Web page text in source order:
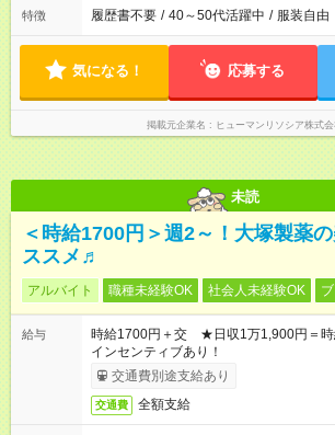
特徴 履歴書不要 / 40～50代活躍中 / 服装自由
気になる！ 応募する
掲載元企業名 ヒューマンリソシア株式会
未読
＜時給1700円＞週2～！大塚製薬
ススメ♬
アルバイト 職種未経験OK 社会人未経験OK
給与
時給1700円＋交 ★日収1万1,900円＝
インセンティブあり！
交通費別途支給あり
交通費 全額支給